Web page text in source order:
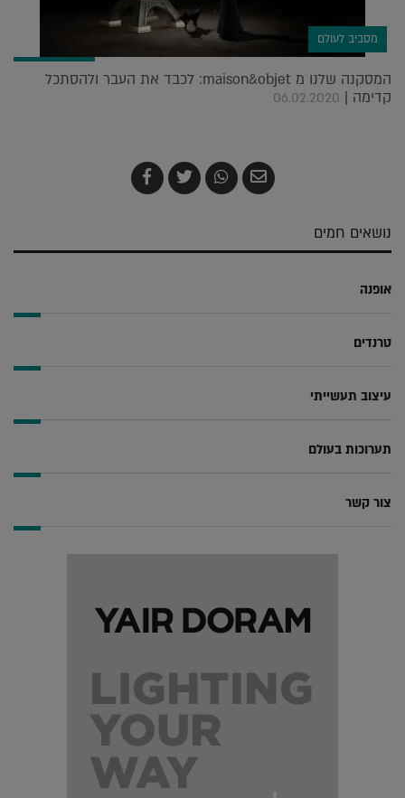
מסביב לעולם
המסקנה שלנו מ maison&objet: לכבד את העבר ולהסתכל
קדימה | 06.02.2020
שלח
בדואר
שתף
ב-
צייץ
ב-
שתף
ב-
נושאים חמים
אופנה
טרנדים
עיצוב תעשייתי
תערוכות בעולם
צור קשר